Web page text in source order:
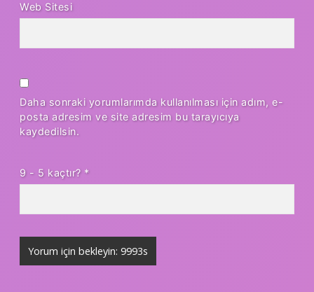
Web Sitesi
Daha sonraki yorumlarımda kullanılması için adım, e-
posta adresim ve site adresim bu tarayıcıya
kaydedilsin.
9 - 5 kaçtır? *